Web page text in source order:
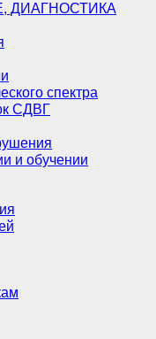
ДИАГНОСТИКА
спектра
СДВГ
и обучении